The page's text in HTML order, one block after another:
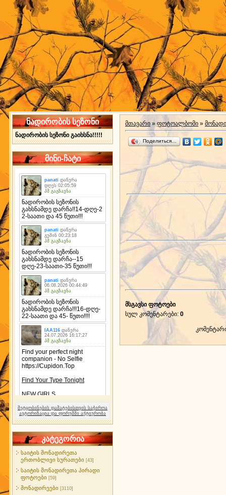
ნადირობის სეზონი
ნადირობის სეზონი გაიხსნა!!!!!
მინი-ჩატი
შეტყობინების დამატებისთვის საჭიროა
ავტორიზაცია და ფორუმში აქტიურობა
კატეგორია
საიტის მონადირეთა
ერთობლივი სურათები [43]
საიტის მონადირეთა პირადი
ფოტოები [59]
მონადირეები [3110]
მთავარი » ფოტოალბომი »
Поделиться…
მსგავსი ფოტოები
სულ კომენტარები: 0